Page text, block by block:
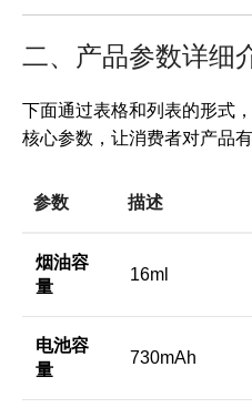
二、产品参数详细
下面通过表格和列表的形式
核心参数，让消费者对产品
参数 描述
烟油容
量
16ml
电池容
量
730mAh